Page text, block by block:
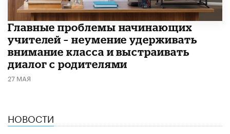
Главные проблемы начинающих
учителей – неумение удерживать
внимание класса и выстраивать
диалог с родителями
27 МАЯ
НОВОСТИ